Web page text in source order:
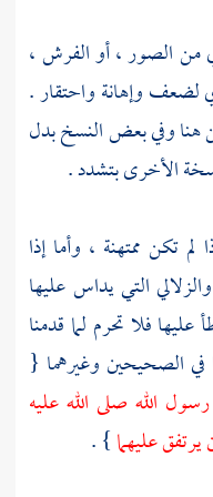
الصور ، أو الفرش ،
لضعف وإهانة واحتقار .
هنا وفي بعض النسخ بدل
الأخرى بتشدد .
تكن ممتهنة ، وأما إذا
التي يداس عليها
فلا تحرم لما قدمنا
في الصحيحين وغيرهما {
الله صلى الله عليه
عليهما} .